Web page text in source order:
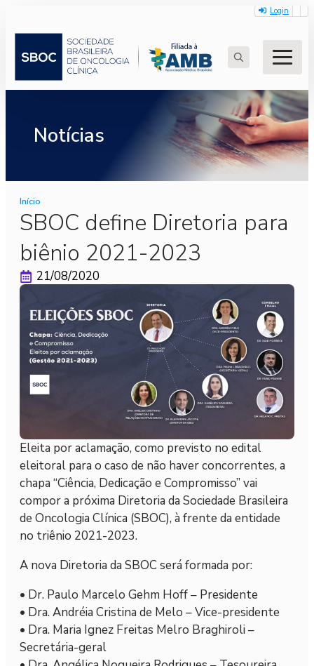
Login
for:
Notícias
Início
SBOC define Diretoria para
biênio 2021-2023
21/08/2020
Eleita por aclamação, como previsto no edital
eleitoral para o caso de não haver concorrentes, a
chapa “Ciência, Dedicação e Compromisso” vai
compor a próxima Diretoria da Sociedade Brasileira
de Oncologia Clínica (SBOC), à frente da entidade
no triênio 2021-2023.
A nova Diretoria da SBOC será formada por:
• Dr. Paulo Marcelo Gehm Hoff – Presidente
• Dra. Andréia Cristina de Melo – Vice-presidente
• Dra. Maria Ignez Freitas Melro Braghiroli –
Secretária-geral